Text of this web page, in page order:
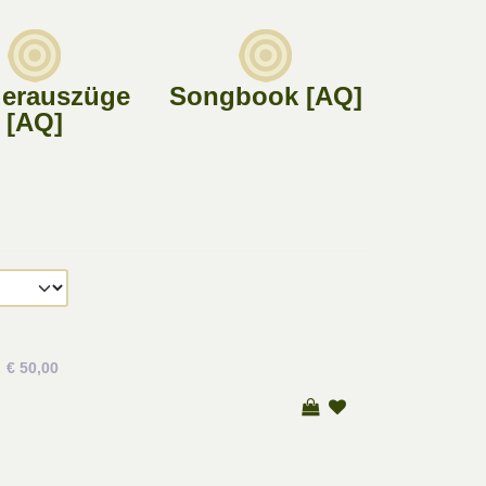
[AQ]
Songbook [AQ]
€ 50,00